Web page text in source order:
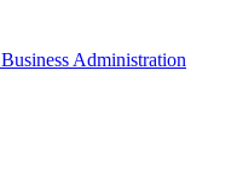
Administration